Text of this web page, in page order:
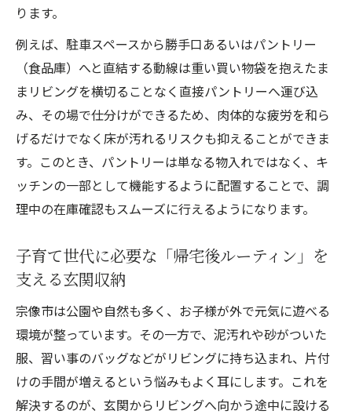
ります。
例えば、駐車スペースから勝手口あるいはパントリー
（食品庫）へと直結する動線は重い買い物袋を抱えたま
まリビングを横切ることなく直接パントリーへ運び込
み、その場で仕分けができるため、肉体的な疲労を和ら
げるだけでなく床が汚れるリスクも抑えることができま
す。このとき、パントリーは単なる物入れではなく、キ
ッチンの一部として機能するように配置することで、調
理中の在庫確認もスムーズに行えるようになります。
子育て世代に必要な「帰宅後ルーティン」を
支える玄関収納
宗像市は公園や自然も多く、お子様が外で元気に遊べる
環境が整っています。その一方で、泥汚れや砂がついた
服、習い事のバッグなどがリビングに持ち込まれ、片付
けの手間が増えるという悩みもよく耳にします。これを
解決するのが、玄関からリビングへ向かう途中に設ける